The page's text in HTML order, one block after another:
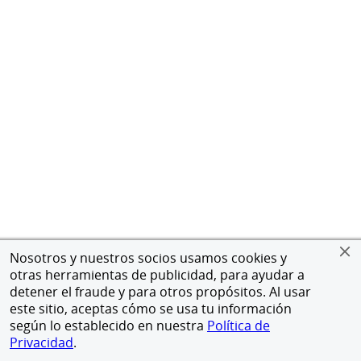
Nosotros y nuestros socios usamos cookies y
otras herramientas de publicidad, para ayudar a
detener el fraude y para otros propósitos. Al usar
este sitio, aceptas cómo se usa tu información
según lo establecido en nuestra Política de
Privacidad.